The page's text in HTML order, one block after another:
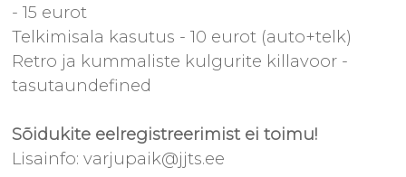
- 15 eurot
Telkimisala kasutus - 10 eurot (auto+telk)
Retro ja kummaliste kulgurite killavoor -
tasutaundefined
Sõidukite eelregistreerimist ei toimu!
Lisainfo: varjupaik@jjts.ee